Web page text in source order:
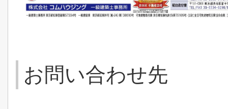
お問い合わせ先